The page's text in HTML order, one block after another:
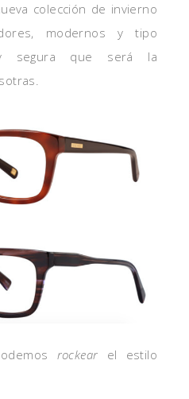
colección de invierno
modernos y tipo
segura que será la
rockear el estilo